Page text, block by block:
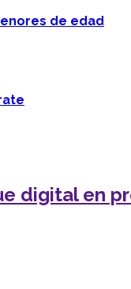
de edad
digital en